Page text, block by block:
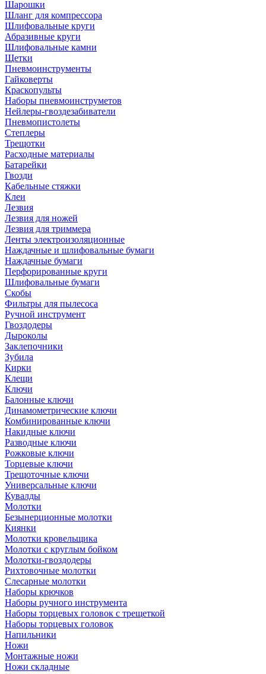
Шарошки
Шланг для компрессора
Шлифовальные круги
Абразивные круги
Шлифовальные камни
Щетки
Пневмоинструменты
Гайковерты
Краскопульты
Наборы пневмоинструметов
Нейлеры-гвоздезабиватели
Пневмопистолеты
Степлеры
Трещотки
Расходные материалы
Батарейки
Гвозди
Кабельные стяжки
Клеи
Лезвия
Лезвия для ножей
Лезвия для триммера
Ленты электроизоляционные
Наждачные и шлифовальные бумаги
Наждачные бумаги
Перфорированные круги
Шлифовальные бумаги
Скобы
Фильтры для пылесоса
Ручной инструмент
Гвоздодеры
Дыроколы
Заклепочники
Зубила
Кирки
Клещи
Ключи
Балонные ключи
Динамометрические ключи
Комбинированные ключи
Накидные ключи
Разводные ключи
Рожковые ключи
Торцевые ключи
Трещоточные ключи
Универсальные ключи
Кувалды
Молотки
Безынерционные молотки
Киянки
Молотки кровельщика
Молотки с круглым бойком
Молотки-гвоздодеры
Рихтовочные молотки
Слесарные молотки
Наборы крючков
Наборы ручного инструмента
Наборы торцевых головок с трещеткой
Наборы торцевых головок
Напильники
Ножи
Монтажные ножи
Ножи складные